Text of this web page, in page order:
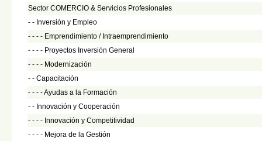
Sector COMERCIO & Servicios Profesionales
- - Inversión y Empleo
- - - - Emprendimiento / Intraemprendimiento
- - - - Proyectos Inversión General
- - - - Modernización
- - Capacitación
- - - -Ayudas a la Formación
- - Innovación y Cooperación
- - - - Innovación y Competitividad
- - - - Mejora de la Gestión